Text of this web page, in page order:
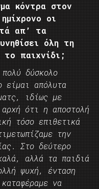
κόντρα στον
οι
απ’ τα
όλη τη
παιχνίδι;
δύσκολο
είμαι απόλυτα
ιδίως με
ότι η αποστολή
τόσο επιθετικά
την
Στο δεύτερο
αλλά τα παιδιά
ψυχή, ένταση
να